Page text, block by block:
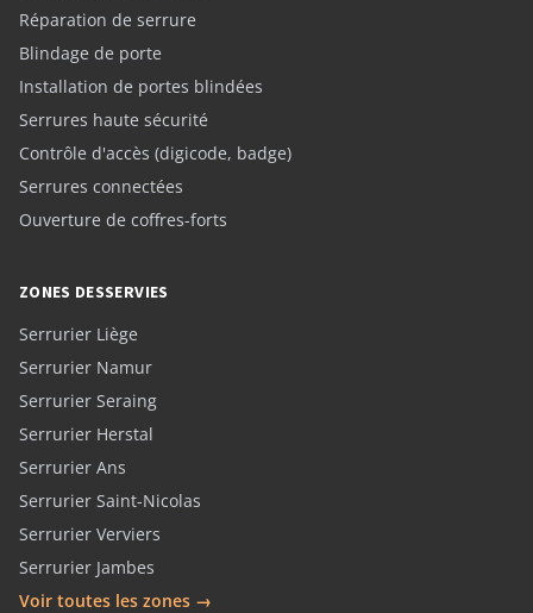
Réparation de serrure
Blindage de porte
Installation de portes blindées
Serrures haute sécurité
Contrôle d'accès (digicode, badge)
Serrures connectées
Ouverture de coffres-forts
ZONES DESSERVIES
Serrurier Liège
Serrurier Namur
Serrurier Seraing
Serrurier Herstal
Serrurier Ans
Serrurier Saint-Nicolas
Serrurier Verviers
Serrurier Jambes
Voir toutes les zones →